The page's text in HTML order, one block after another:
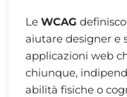
Le WCAG
aiutare designer e
applicazioni web
chiunque,
abilità fisiche o